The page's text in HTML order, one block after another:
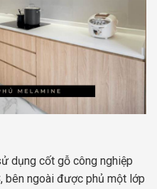
dụng cốt gỗ công nghiệp
bên ngoài được phủ một lớp